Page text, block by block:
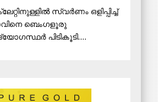
സ്വർണം ഒളിപ്പിച്ച്
ബെംഗളൂരു
പിടികൂടി....